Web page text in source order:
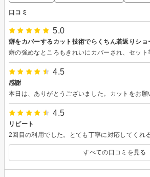
口コミ
5.0
癖をカバーするカット技術でらくちん若返りショ
4.5
感謝
4.5
リピート
すべての口コミを見る